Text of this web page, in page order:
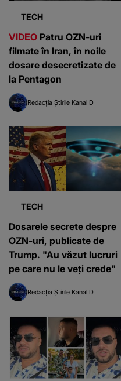
TECH
VIDEO Patru OZN-uri
filmate în Iran, în noile
dosare desecretizate de
la Pentagon
Redacția Știrile Kanal D
TECH
Dosarele secrete despre
OZN-uri, publicate de
Trump. "Au văzut lucruri
pe care nu le veți crede"
Redacția Știrile Kanal D